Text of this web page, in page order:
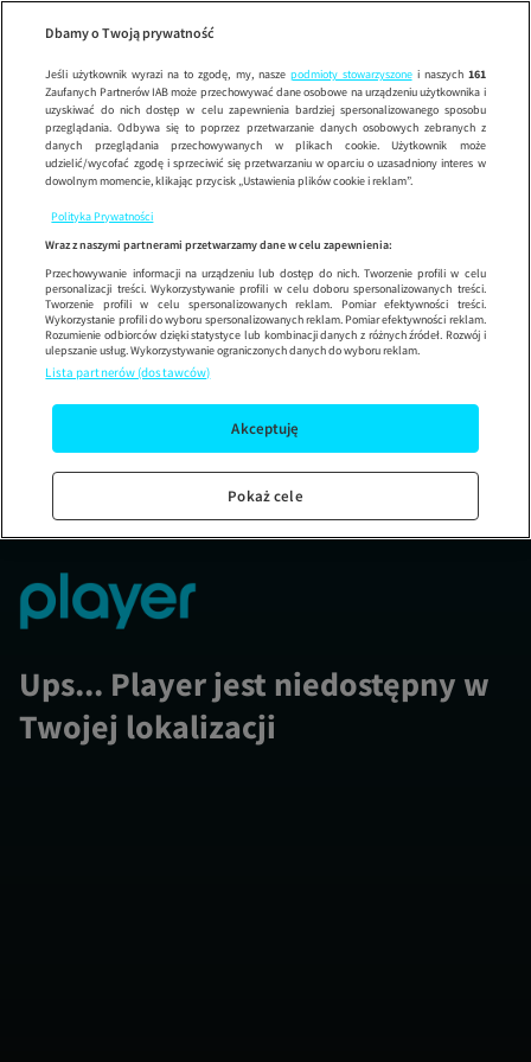
Wypróbuj aplikację mobilną
Korzystaj z łatwiejszej nawigacji i ciesz się szybszym
Ups... Player jest niedostępny w
Twojej lokalizacji
Dbamy o Twoją prywatność
Jeśli użytkownik wyrazi na to zgodę, my, nasze podmioty stowarzyszonei naszych 161
Zaufanych Partnerów IAB może przechowywać dane osobowe na urządzeniu użytkownika i
uzyskiwać do nich dostęp w celu zapewnienia bardziej spersonalizowanego sposobu
przeglądania. Odbywa się to poprzez przetwarzanie danych osobowych zebranych z
danych przeglądania przechowywanych w plikach cookie. Użytkownik może
udzielić/wycofać zgodę i sprzeciwić się przetwarzaniu w oparciu o uzasadniony interes w
dowolnym momencie, klikając przycisk „Ustawienia plików cookie i reklam”.
Polityka Prywatności
Wraz z naszymi partnerami przetwarzamy dane w celu zapewnienia:
Przechowywanie informacji na urządzeniu lub dostęp do nich. Tworzenie profili w celu
personalizacji treści. Wykorzystywanie profili w celu doboru spersonalizowanych treści.
Tworzenie profili w celu spersonalizowanych reklam. Pomiar efektywności treści.
Wykorzystanie profili do wyboru spersonalizowanych reklam. Pomiar efektywności reklam.
Rozumienie odbiorców dzięki statystyce lub kombinacji danych z różnych źródeł. Rozwój i
ulepszanie usług. Wykorzystywanie ograniczonych danych do wyboru reklam.
Lista partnerów (dostawców)
Akceptuję
Pokaż cele